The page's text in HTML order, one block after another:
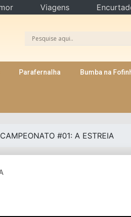
Parafernalha Bumba na
#01: A ESTREIA
Viagens